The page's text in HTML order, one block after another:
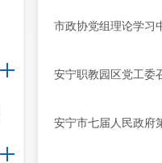
市政协党组理论学习
安宁职教园区党工委
安宁市七届人民政府